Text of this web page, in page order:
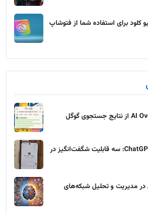
کلود برای استفاده شما از فتوشاپ
انقلاب خاموش در ChatGPT: سه قابلیت شگفت‌انگیز در
مدیریت و تحلیل شبکه‌های